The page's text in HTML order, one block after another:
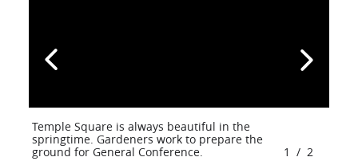
Temple Square is always beautiful in the
springtime. Gardeners work to prepare the
ground for General Conference.
1 / 2